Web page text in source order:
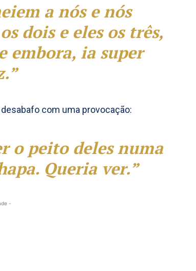
a nós e nós
dois e eles os três,
embora, ia super
com uma provocação:
o peito deles numa
Queria ver.”
-